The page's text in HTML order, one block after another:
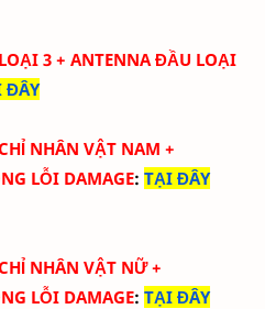
3 + ANTENNA ĐẦU LOẠI
ĐÂY
NHÂN VẬT NAM +
LỖI DAMAGE: TẠI ĐÂY
NHÂN VẬT NỮ+
LỖI DAMAGE: TẠI ĐÂY